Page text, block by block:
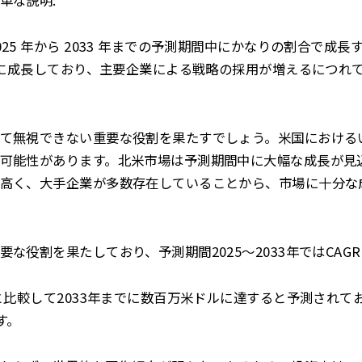
年から 2033 年までの予測期間中にかなりの割合で成長
長しており、主要企業による戦略の採用が増えるにつれ
無視できない重要な役割を果たすでしょう。米国におけ
能性があります。北米市場は予測期間中に大幅な成長が
く、大手企業が多数存在していることから、市場に十分
な役割を果たしており、予測期間2025～2033年では
較して2033年までに数百万米ドルに達すると予測されて